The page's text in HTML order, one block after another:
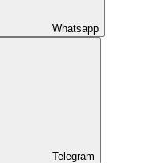
Whatsapp
Telegram